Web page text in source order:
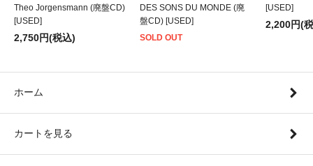
Theo Jorgensmann (廃盤CD)
[USED]
2,750円(税込)
DES SONS DU MONDE (廃
盤CD) [USED]
SOLD OUT
[USED]
2,200円(
ホーム
カートを見る